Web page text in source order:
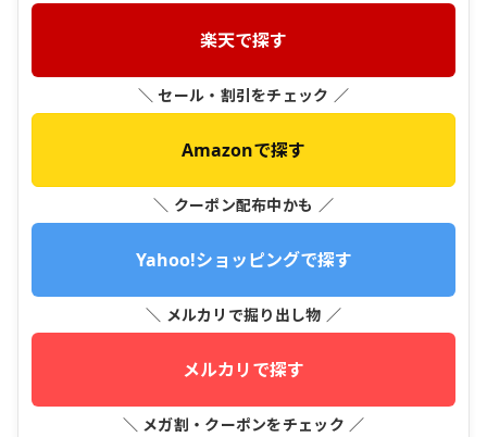
楽天で探す
＼ セール・割引をチェック ／
Amazonで探す
＼ クーポン配布中かも ／
Yahoo!ショッピングで探す
＼ メルカリで掘り出し物 ／
メルカリで探す
＼ メガ割・クーポンをチェック ／